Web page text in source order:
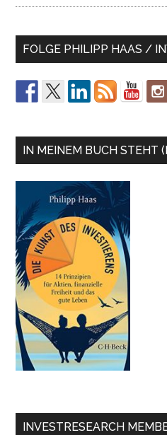
FOLGE PHILIPP HAAS /
IN MEINEM BUCH STEHT
INVESTRESEARCH